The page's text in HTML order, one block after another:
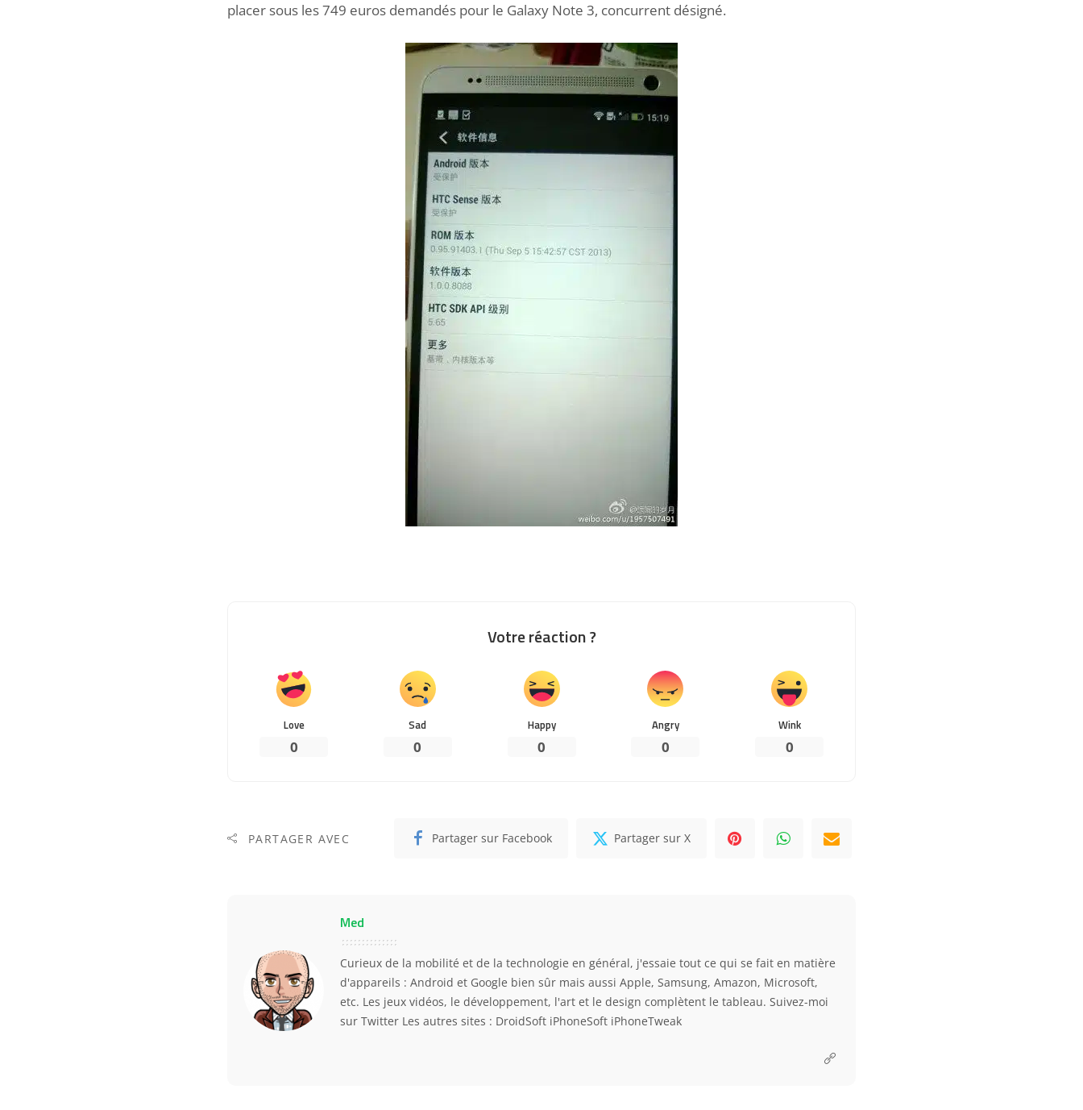
placer sous les 749 euros demandés pour le Galaxy Note 3, concurrent désigné.
Votre réaction ?
Love
0
Sad
0
Happy
0
Angry
0
Wink
0
PARTAGER AVEC Partager sur Facebook Partager sur X
Med
Curieux de la mobilité et de la technologie en général, j'essaie tout ce qui se fait en matière
d'appareils : Android et Google bien sûr mais aussi Apple, Samsung, Amazon, Microsoft,
etc. Les jeux vidéos, le développement, l'art et le design complètent le tableau. Suivez-moi
sur Twitter Les autres sites : DroidSoft iPhoneSoft iPhoneTweak